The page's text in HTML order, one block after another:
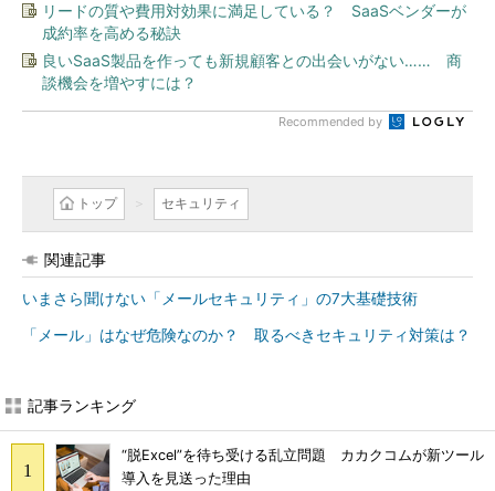
リードの質や費用対効果に満足している？ SaaSベンダーが
成約率を高める秘訣
良いSaaS製品を作っても新規顧客との出会いがない…… 商
談機会を増やすには？
Recommended by
トップ セキュリティ
関連記事
いまさら聞けない「メールセキュリティ」の7大基礎技術
「メール」はなぜ危険なのか？ 取るべきセキュリティ対策は？
記事ランキング
“脱Excel”を待ち受ける乱立問題 カカクコムが新ツール
導入を見送った理由